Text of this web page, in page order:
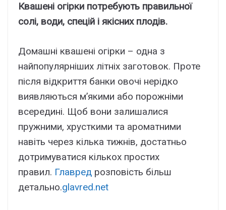
Квашені огірки потребують правильної
солі, води, спецій і якісних плодів.
Домашні квашені огірки – одна з
найпопулярніших літніх заготовок. Проте
після відкриття банки овочі нерідко
виявляються м’якими або порожніми
всередині. Щоб вони залишалися
пружними, хрусткими та ароматними
навіть через кілька тижнів, достатньо
дотримуватися кількох простих
правил. Главред розповість більш
детально.glavred.net